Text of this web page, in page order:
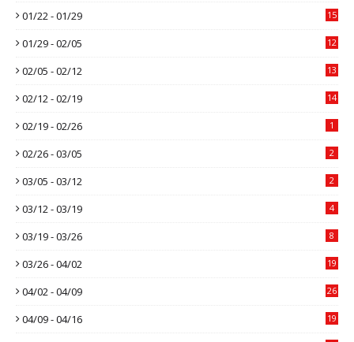
01/22 - 01/29 15
01/29 - 02/05 12
02/05 - 02/12 13
02/12 - 02/19 14
02/19 - 02/26 1
02/26 - 03/05 2
03/05 - 03/12 2
03/12 - 03/19 4
03/19 - 03/26 8
03/26 - 04/02 19
04/02 - 04/09 26
04/09 - 04/16 19